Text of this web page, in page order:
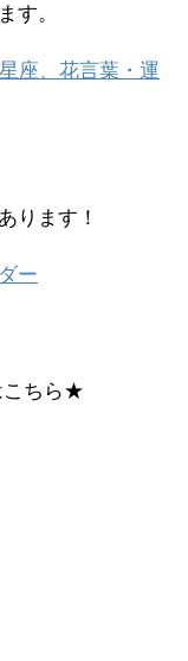
す。
座、花言葉・運
ります！
ー
こちら★